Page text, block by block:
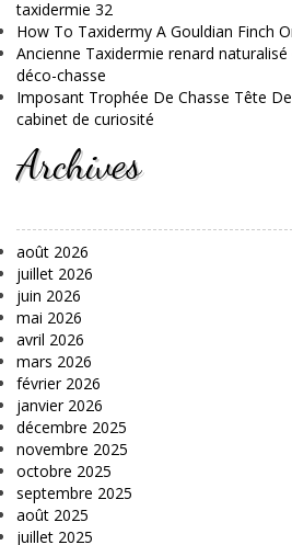
taxidermie 32
How To Taxidermy A Gouldian Finch
Ancienne Taxidermie renard
déco-chasse
Imposant Trophée De Chasse Tête
cabinet de curiosité
Archives
août 2026
juillet 2026
juin 2026
mai 2026
avril 2026
mars 2026
février 2026
janvier 2026
décembre 2025
novembre 2025
octobre 2025
septembre 2025
août 2025
juillet 2025